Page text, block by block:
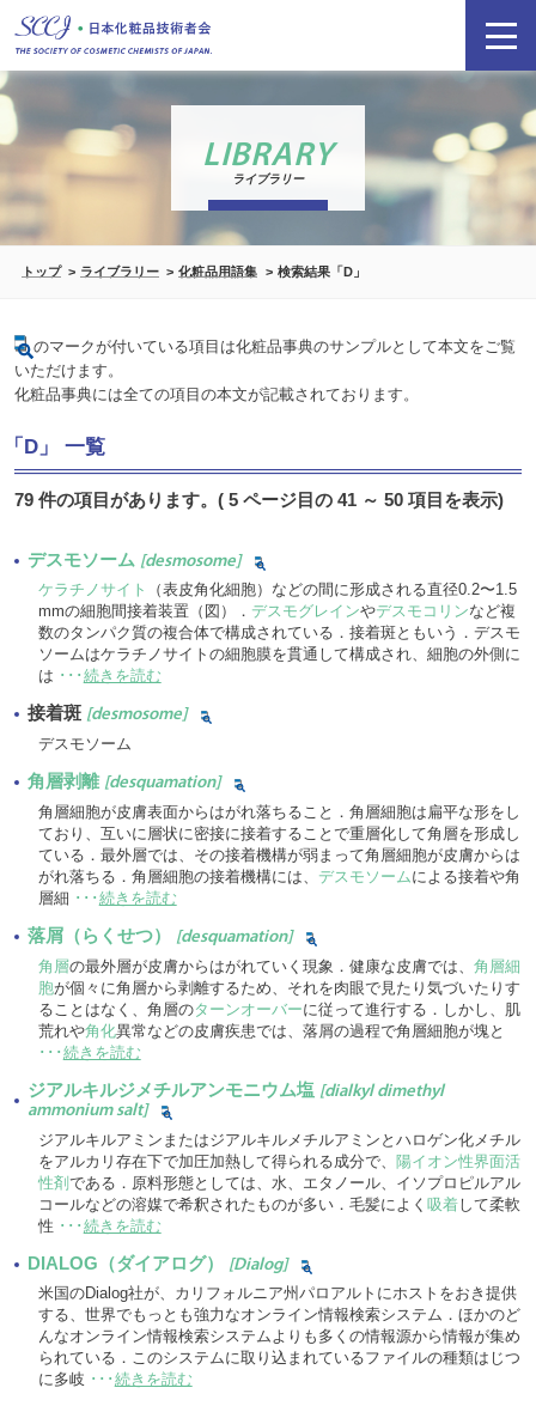
LIBRARY
ライブラリー
トップ ライブラリー 化粧品用語集 検索結果「D」
のマークが付いている項目は化粧品事典のサンプルとして本文をご覧
いただけます。
化粧品事典には全ての項目の本文が記載されております。
「D」 一覧
79 件の項目があります。( 5 ページ目の 41 ～ 50 項目を表示)
デスモソーム [desmosome]
ケラチノサイト
（表皮角化細胞）などの間に形成される直径0.2〜1.5
mmの細胞間接着装置（図）． デスモグレインやデスモコリンなど複
数のタンパク質の複合体で構成されている．接着斑ともいう．デスモ
ソームはケラチノサイトの細胞膜を貫通して構成され、細胞の外側に
は ･･･ 続きを読む
接着斑 [desmosome]
デスモソーム
角層剥離 [desquamation]
角層細胞が皮膚表面からはがれ落ちること．角層細胞は扁平な形をし
ており、互いに層状に密接に接着することで重層化して角層を形成し
ている．最外層では、その接着機構が弱まって角層細胞が皮膚からは
がれ落ちる．角層細胞の接着機構には、 デスモソーム による接着や角
層細 ･･･ 続きを読む
落屑（らくせつ） [desquamation]
角層の最外層が皮膚からはがれていく現象．健康な皮膚では、 角層細
胞が個々に角層から剥離するため、それを肉眼で見たり気づいたりす
ることはなく、角層のターンオーバーに従って進行する．しかし、肌
荒れや角化異常などの皮膚疾患では、落屑の過程で角層細胞が塊と
･･･ 続きを読む
ジアルキルジメチルアンモニウム塩 [dialkyl dimethyl
ammonium salt]
ジアルキルアミンまたはジアルキルメチルアミンとハロゲン化メチル
をアルカリ存在下で加圧加熱して得られる成分で、 陽イオン性界面活
性剤である．原料形態としては、水、エタノール、イソプロピルアル
コールなどの溶媒で希釈されたものが多い．毛髪によく 吸着して柔軟
性 ･･･ 続きを読む
DIALOG（ダイアログ） [Dialog]
米国のDialog社が、カリフォルニア州パロアルトにホストをおき提供
する、世界でもっとも強力なオンライン情報検索システム．ほかのど
んなオンライン情報検索システムよりも多くの情報源から情報が集め
られている．このシステムに取り込まれているファイルの種類はじつ
に多岐 ･･･ 続きを読む